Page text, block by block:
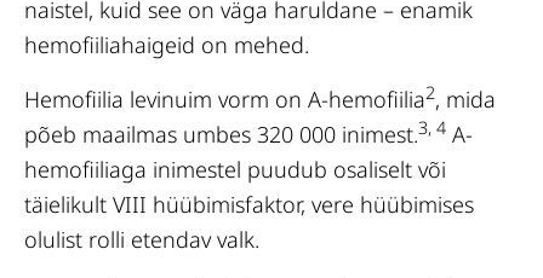
naistel, kuid see on väga haruldane – enamik
hemofiiliahaigeid on mehed.
Hemofiilia levinuim vorm on A-hemofiilia2, mida
põeb maailmas umbes 320 000 inimest.3, 4 A-
hemofiiliaga inimestel puudub osaliselt või
täielikult VIII hüübimisfaktor, vere hüübimises
olulist rolli etendav valk.